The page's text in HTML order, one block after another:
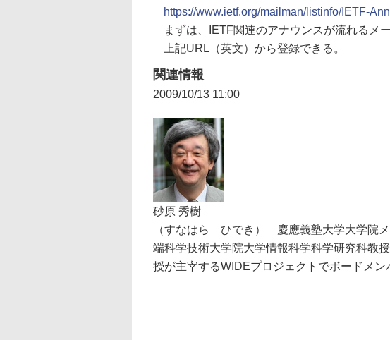
https://www.ietf.org/mailman/listinfo/IETF-
まずは、IETF関連のアナウンスが流れるメ
上記URL（英文）から登録できる。
関連情報
2009/10/13 11:00
砂原 秀樹
（すなはら ひでき） 慶應義塾大学大学院
端科学技術大学院大学情報科学科学研究科教
授が主宰するWIDEプロジェクトでボードメン